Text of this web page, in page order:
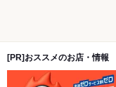
[PR]おススメのお店・情報